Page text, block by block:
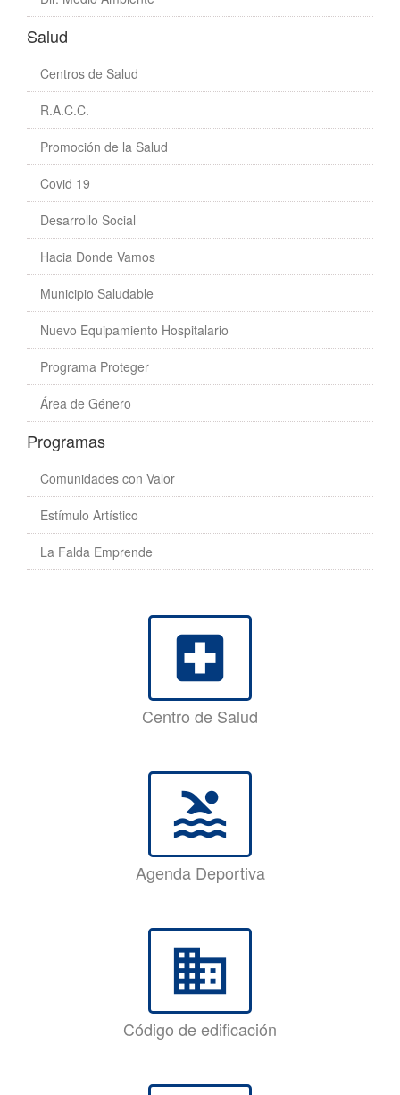
Salud
Centros de Salud
R.A.C.C.
Promoción de la Salud
Covid 19
Desarrollo Social
Hacia Donde Vamos
Municipio Saludable
Nuevo Equipamiento Hospitalario
Programa Proteger
Área de Género
Programas
Comunidades con Valor
Estímulo Artístico
La Falda Emprende
local_hospital
Centro de Salud
pool
Agenda Deportiva
business
Código de edificación